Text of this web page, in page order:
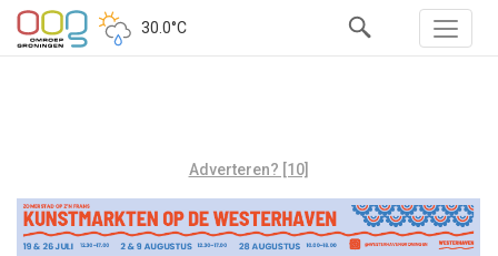
30.0°C
Adverteren? [10]